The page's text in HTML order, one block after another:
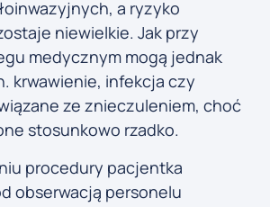
a ryzyko
niewielkie. Jak przy
medycznym mogą jednak
krwawienie, infekcja czy
ze znieczuleniem, choć
stosunkowo rzadko.
procedury pacjentka
obserwacją personelu